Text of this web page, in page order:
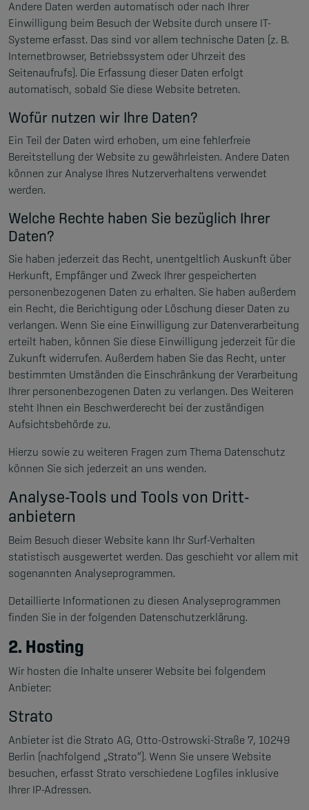
Andere Daten werden automatisch oder nach Ihrer
Einwilligung beim Besuch der Website durch unsere IT-
Systeme erfasst. Das sind vor allem technische Daten (z. B.
Internetbrowser, Betriebssystem oder Uhrzeit des
Seitenaufrufs). Die Erfassung dieser Daten erfolgt
automatisch, sobald Sie diese Website betreten.
Wofür nutzen wir Ihre Daten?
Ein Teil der Daten wird erhoben, um eine fehlerfreie
Bereitstellung der Website zu gewährleisten. Andere Daten
können zur Analyse Ihres Nutzerverhaltens verwendet
werden.
Welche Rechte haben Sie bezüglich Ihrer
Daten?
Sie haben jederzeit das Recht, unentgeltlich Auskunft über
Herkunft, Empfänger und Zweck Ihrer gespeicherten
personenbezogenen Daten zu erhalten. Sie haben außerdem
ein Recht, die Berichtigung oder Löschung dieser Daten zu
verlangen. Wenn Sie eine Einwilligung zur Datenverarbeitung
erteilt haben, können Sie diese Einwilligung jederzeit für die
Zukunft widerrufen. Außerdem haben Sie das Recht, unter
bestimmten Umständen die Einschränkung der Verarbeitung
Ihrer personenbezogenen Daten zu verlangen. Des Weiteren
steht Ihnen ein Beschwerderecht bei der zuständigen
Aufsichtsbehörde zu.
Hierzu sowie zu weiteren Fragen zum Thema Datenschutz
können Sie sich jederzeit an uns wenden.
Analyse-Tools und Tools von Dritt­
anbietern
Beim Besuch dieser Website kann Ihr Surf-Verhalten
statistisch ausgewertet werden. Das geschieht vor allem mit
sogenannten Analyseprogrammen.
Detaillierte Informationen zu diesen Analyseprogrammen
finden Sie in der folgenden Datenschutzerklärung.
2. Hosting
Wir hosten die Inhalte unserer Website bei folgendem
Anbieter:
Strato
Anbieter ist die Strato AG, Otto-Ostrowski-Straße 7, 10249
Berlin (nachfolgend „Strato“). Wenn Sie unsere Website
besuchen, erfasst Strato verschiedene Logfiles inklusive
Ihrer IP-Adressen.